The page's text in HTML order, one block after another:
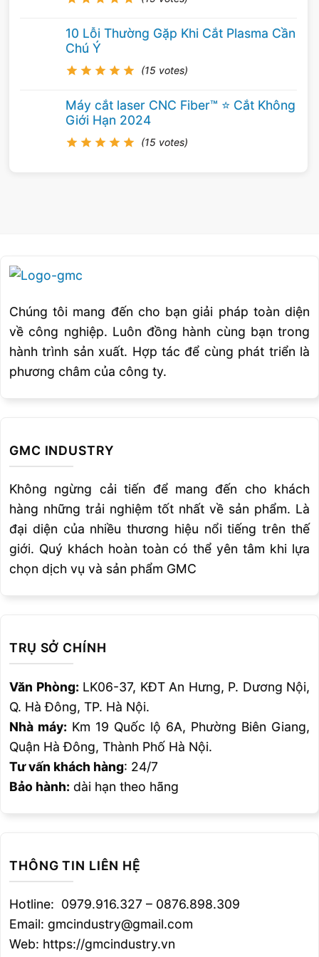
10 Lỗi Thường Gặp Khi Cắt Plasma Cần
Chú Ý
(15 votes)
Máy cắt laser CNC Fiber™ ⭐️ Cắt Không
Giới Hạn 2024
(15 votes)
thể sẽ tiếp tục như vậy trong tương lai. Hiểu
được mức tăng năng suất được cung cấp bởi
các quy trình hàn tiên tiến, các công nghệ và
công việc được hoàn thành đúng hạn – và theo
ngân sách.
Robot hàn khung
Đầu tư vào các kỹ thuật và thiết bị hàn mới có
thay đổi vật liệu. Cởi mở với những thay đổi
trong ngành hàn có thể giúp giảm chi phí, năng
suất cao hơn và thời gian đào tạo ngắn hơn
cho thợ hàn – giúp cho một công ty có thể
cạnh tranh hơn và phát triển hơn.
XEM THÊM :MÁY CƯA VÒNG KHẢ NĂNG
280/UT380/UT420/UT360D/PT400S
|KINH NGHIỆM HÀN MẢNH HKC™ CHO LƯỠI
HYPERTHERM, ƯU ĐIỂM VƯỢT TRỘI|MÁY
CẮT PLASMA CNC, CẮT LINH HOẠT VÀ CHÍNH
XÁC|GỖ THÔNG XẺ THEO YÊU CẦU ™ GIAO
HÀNG NHANH
Đánh giá bài viết này
Chúng tôi mang đến cho bạn giải pháp toàn diện
về công nghiệp. Luôn đồng hành cùng bạn trong
hành trình sản xuất. Hợp tác để cùng phát triển là
phương châm của công ty.
GMC INDUSTRY
Không ngừng cải tiến để mang đến cho khách
hàng những trải nghiệm tốt nhất về sản phẩm. Là
đại diện của nhiều thương hiệu nổi tiếng trên thế
giới. Quý khách hoàn toàn có thể yên tâm khi lựa
chọn dịch vụ và sản phẩm GMC
TRỤ SỞ CHÍNH
Văn Phòng: LK06-37, KĐT An Hưng, P. Dương Nội,
Q. Hà Đông, TP. Hà Nội.
Nhà máy: Km 19 Quốc lộ 6A, Phường Biên Giang,
Quận Hà Đông, Thành Phố Hà Nội.
Tư vấn khách hàng: 24/7
Bảo hành: dài hạn theo hãng
THÔNG TIN LIÊN HỆ
Hotline: 0979.916.327 – 0876.898.309
Email: gmcindustry@gmail.com
Web: https://gmcindustry.vn